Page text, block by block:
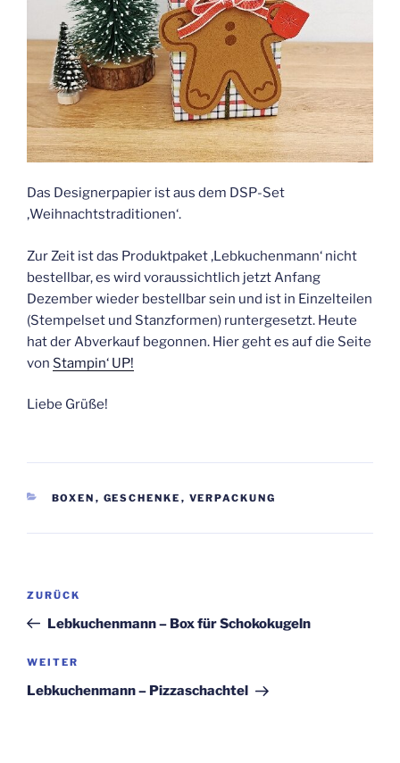
Das Designerpapier ist aus dem DSP-Set
‚Weihnachtstraditionen‘.
Zur Zeit ist das Produktpaket ‚Lebkuchenmann‘ nicht
bestellbar, es wird voraussichtlich jetzt Anfang
Dezember wieder bestellbar sein und ist in Einzelteilen
(Stempelset und Stanzformen) runtergesetzt. Heute
hat der Abverkauf begonnen. Hier geht es auf die Seite
von Stampin‘ UP!
Liebe Grüße!
KATEGORIEN
BOXEN , GESCHENKE , VERPACKUNG
Beitragsnavigation
Vorheriger
Beitrag
ZURÜCK
Lebkuchenmann – Box für Schokokugeln
Nächster
Beitrag
WEITER
Lebkuchenmann – Pizzaschachtel